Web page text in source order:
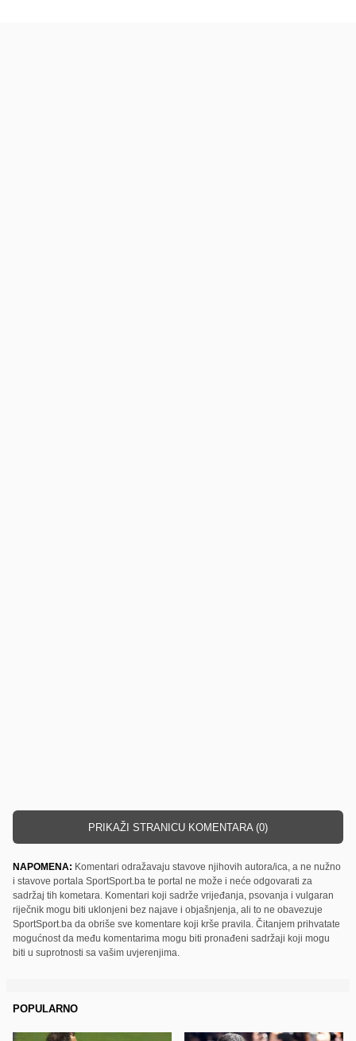
PRIKAŽI STRANICU KOMENTARA (0)
NAPOMENA: Komentari odražavaju stavove njihovih autora/ica, a ne nužno
i stavove portala SportSport.ba te portal ne može i neće odgovarati za
sadržaj tih kometara. Komentari koji sadrže vrijeđanja, psovanja i vulgaran
riječnik mogu biti uklonjeni bez najave i objašnjenja, ali to ne obavezuje
SportSport.ba da obriše sve komentare koji krše pravila. Čitanjem prihvatate
mogućnost da među komentarima mogu biti pronađeni sadržaji koji mogu
biti u suprotnosti sa vašim uvjerenjima.
POPULARNO